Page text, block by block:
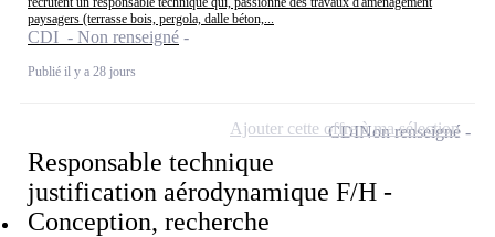
paysagers (terrasse bois, pergola, dalle béton,...
CDI - Non renseigné
Publié il y a 28 jours
Responsable technique
justification aérodynamique F/H -
Conception, recherche
CDINon renseigné
Ajouter cette offre à ma sélection